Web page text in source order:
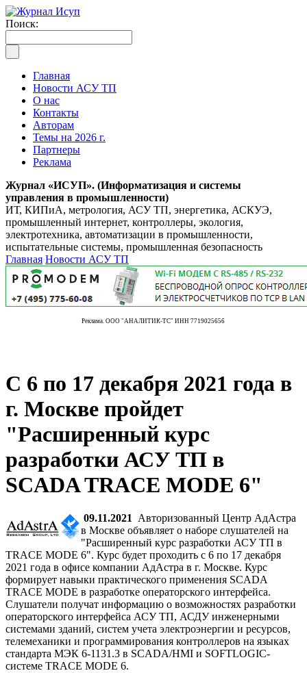
Поиск:
Главная
Новости АСУ ТП
О нас
Контакты
Авторам
Темы на 2026 г.
Партнеры
Реклама
Журнал «ИСУП». (Информатизация и системы
управления в промышленности)
ИТ, КИПиА, метрология, АСУ ТП, энергетика, АСКУЭ,
промышленный интернет, контроллеры, экология,
электротехника, автоматизации в промышленности,
испытательные системы, промышленная безопасность
Главная Новости АСУ ТП
Реклама. ООО "АНАЛИТИК-ТС" ИНН 7719025656
С 6 по 17 декабря 2021 года в
г. Москве пройдет
"Расширенный курс
разработки АСУ ТП в
SCADA TRACE MODE 6"
09.11.2021 Авторизованный Центр АдАстра
в Москве объявляет о наборе слушателей на
"Расширенный курс разработки АСУ ТП в
TRACE MODE 6". Курс будет проходить с 6 по 17 декабря
2021 года в офисе компании АдАстра в г. Москве. Курс
формирует навыки практического применения SCADA
TRACE MODE в разработке операторского интерфейса.
Слушатели получат информацию о возможностях разработки
операторского интерфейса АСУ ТП, АСДУ инженерными
системами зданий, систем учета электроэнергии и ресурсов,
телемеханики и программирования контроллеров на языках
стандарта МЭК 6-1131.3 в SCADA/HMI и SOFTLOGIC-
системе TRACE MODE 6.